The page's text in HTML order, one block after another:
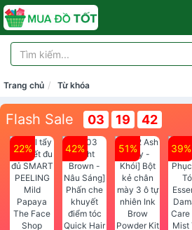
Trang chủ Từ khóa
Flash Sale 03 19 41
22% 42% 51% 39%